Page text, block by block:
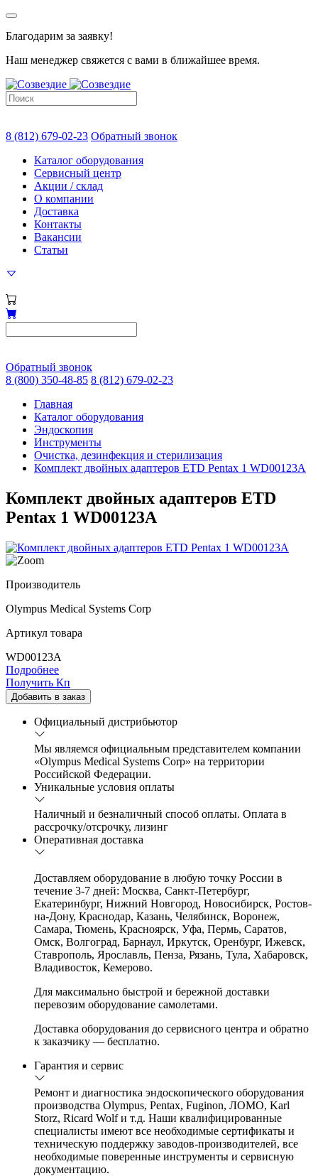
Благодарим за заявку!
Наш менеджер свяжется с вами в ближайшее время.
8 (812) 679-02-23 Обратный звонок
Каталог оборудования
Сервисный центр
Акции / склад
О компании
Доставка
Контакты
Вакансии
Статьи
Обратный звонок
8 (800) 350-48-85 8 (812) 679-02-23
Главная
Каталог оборудования
Эндоскопия
Инструменты
Очистка, дезинфекция и стерилизация
Комплект двойных адаптеров ETD Pentax 1 WD00123A
Комплект двойных адаптеров ETD
Pentax 1 WD00123A
Производитель
Olympus Medical Systems Corp
Артикул товара
WD00123A
Подробнее
Получить Кп
Добавить в заказ
Официальный дистрибьютор
Мы являемся официальным представителем компании
«Olympus Medical Systems Corp» на территории
Российской Федерации.
Уникальные условия оплаты
Наличный и безналичный способ оплаты. Оплата в
рассрочку/отсрочку, лизинг
Оперативная доставка
Доставляем оборудование в любую точку России в
течение 3-7 дней: Москва, Санкт-Петербург,
Екатеринбург, Нижний Новгород, Новосибирск, Ростов-
на-Дону, Краснодар, Казань, Челябинск, Воронеж,
Самара, Тюмень, Красноярск, Уфа, Пермь, Саратов,
Омск, Волгоград, Барнаул, Иркутск, Оренбург, Ижевск,
Ставрополь, Ярославль, Пенза, Рязань, Тула, Хабаровск,
Владивосток, Кемерово.
Для максимально быстрой и бережной доставки
перевозим оборудование самолетами.
Доставка оборудования до сервисного центра и обратно
к заказчику — бесплатно.
Гарантия и сервис
Ремонт и диагностика эндоскопического оборудования
производства Olympus, Pentax, Fuginon, ЛОМО, Karl
Storz, Ricard Wolf и т.д. Наши квалифицированные
специалисты имеют все необходимые сертификаты и
техническую поддержку заводов-производителей, все
необходимые поверенные инструменты и сервисную
документацию.